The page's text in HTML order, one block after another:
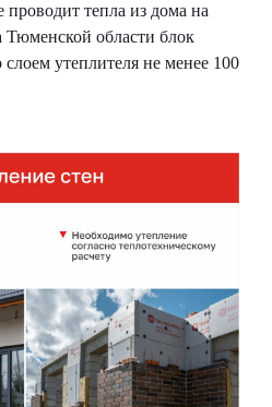
проводит тепла из дома на
области блок
утеплителя не менее 100